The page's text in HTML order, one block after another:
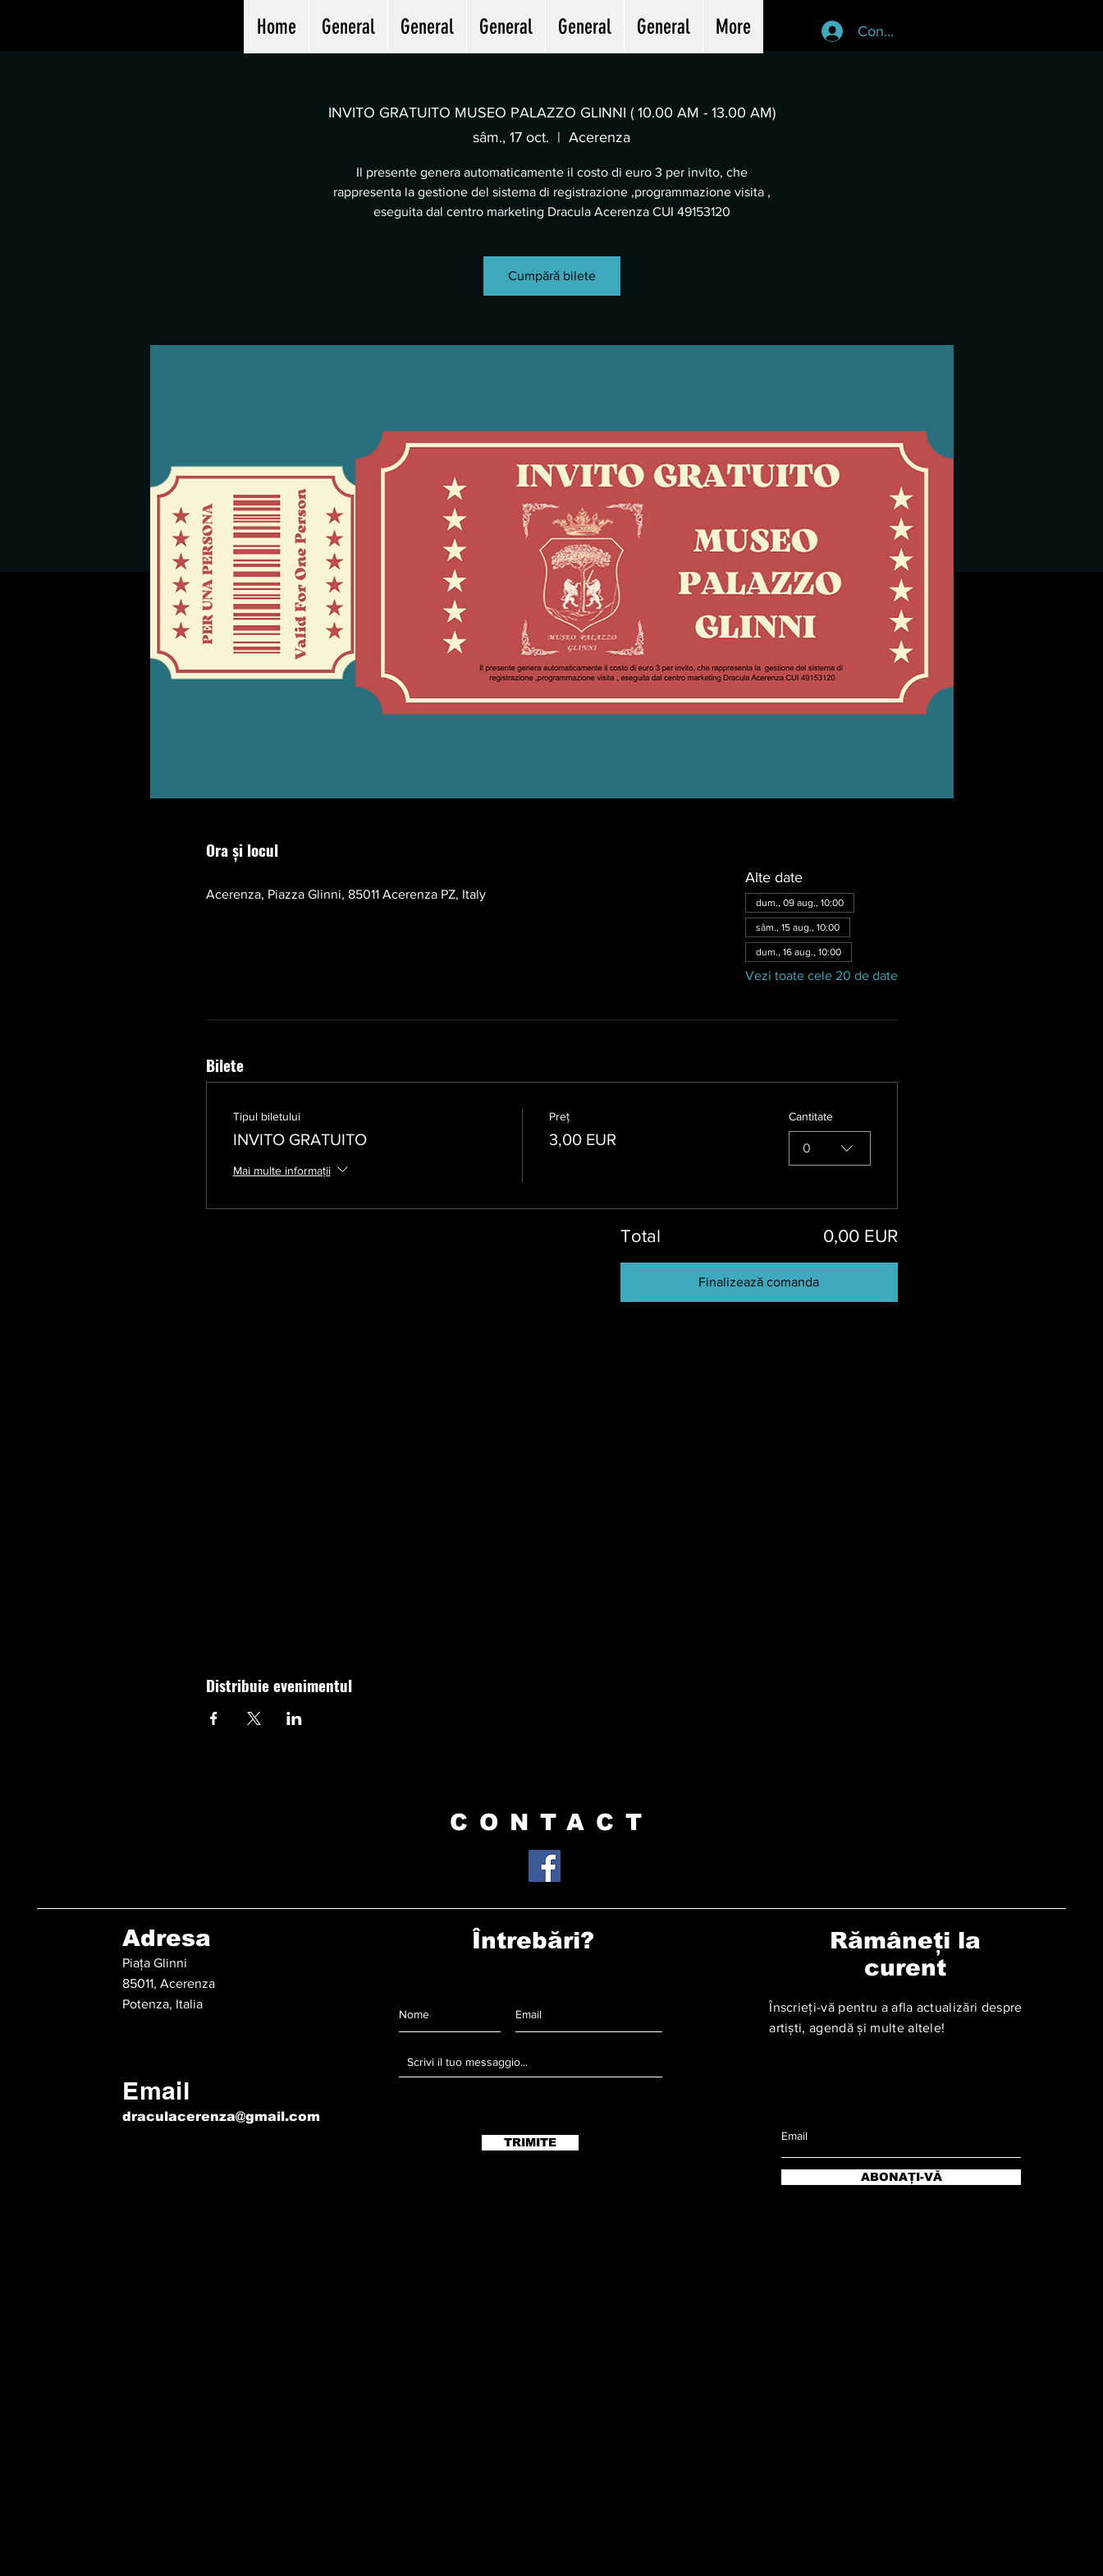
Home General General General General General More Conectează-te
INVITO GRATUITO MUSEO PALAZZO GLINNI ( 10.00 AM - 13.00 AM)
sâm., 17 oct.
  |
Acerenza
Il presente genera automaticamente il costo di euro 3 per invito, che
rappresenta la gestione del sistema di registrazione ,programmazione visita ,
eseguita dal centro marketing Dracula Acerenza CUI 49153120
Cumpără bilete
Ora și locul
Acerenza, Piazza Glinni, 85011 Acerenza PZ, Italy
Alte date
dum., 09 aug., 10:00
sâm., 15 aug., 10:00
dum., 16 aug., 10:00
Vezi toate cele 20 de date
Bilete
Tipul biletului
INVITO GRATUITO
Mai multe informații
Preț
3,00 EUR
Cantitate
0
Total 0,00 EUR
Finalizează comanda
Distribuie evenimentul
CONTACT
Adresa
Piața Glinni
85011, Acerenza
Potenza, Italia
Email
draculacerenza@gmail.com
Întrebări?
TRIMITE
Rămâneți la
curent
Înscrieți-vă pentru a afla actualizări despre
artiști, agendă și multe altele!
ABONAȚI-VĂ